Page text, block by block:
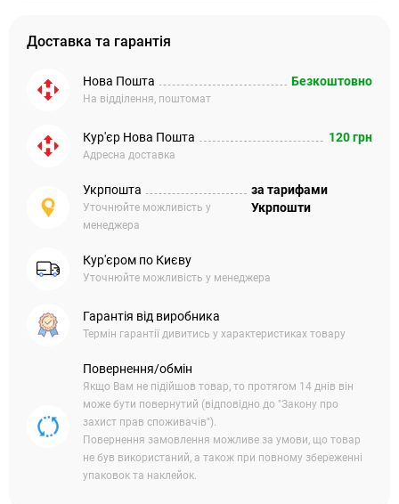
Доставка та гарантія
Нова Пошта
На відділення, поштомат
Безкоштовно
Кур'єр Нова Пошта
Адресна доставка
120 грн
Укрпошта
Уточнюйте можливість у
менеджера
за тарифами
Укрпошти
Кур'єром по Києву
Уточнюйте можливість у менеджера
Гарантія від виробника
Термін гарантії дивитись у характеристиках товару
Повернення/обмін
Якщо Вам не підійшов товар, то протягом 14 днів він
може бути повернутий (відповідно до "Закону про
захист прав споживачів").
Повернення замовлення можливе за умови, що товар
не був використаний, а також при повному збереженні
упаковок та наклейок.